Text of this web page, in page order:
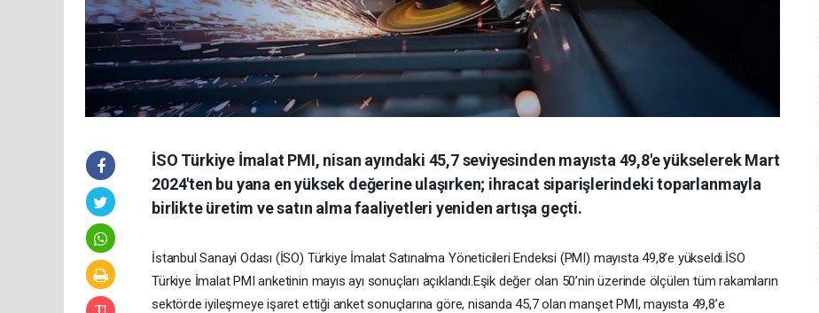
İSO Türkiye İmalat PMI, nisan ayındaki 45,7 seviyesinden mayısta 49,8'e yükselerek Mart
2024'ten bu yana en yüksek değerine ulaşırken; ihracat siparişlerindeki toparlanmayla
birlikte üretim ve satın alma faaliyetleri yeniden artışa geçti.
İstanbul Sanayi Odası (İSO) Türkiye İmalat Satınalma Yöneticileri Endeksi (PMI) mayısta 49,8’e yükseldi.İSO
Türkiye İmalat PMI anketinin mayıs ayı sonuçları açıklandı.Eşik değer olan 50’nin üzerinde ölçülen tüm rakamların
sektörde iyileşmeye işaret ettiği anket sonuçlarına göre, nisanda 45,7 olan manşet PMI, mayısta 49,8’e